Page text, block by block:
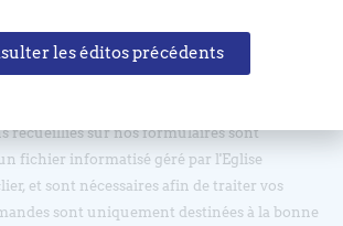
recueillies sur nos formulaires sont
fichier informatisé géré par l'Eglise
et sont nécessaires afin de traiter vos
sont uniquement destinées à la bonne
les éditos précédents